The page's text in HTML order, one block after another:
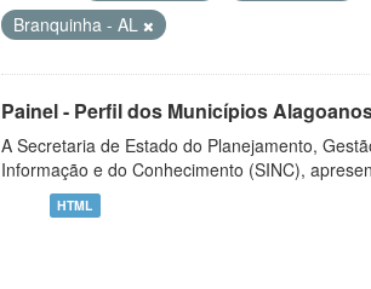
Branquinha - AL
Painel - Perfil dos Municípios
A Secretaria de Estado do Planejamento,
Informação e do Conhecimento (SINC),
HTML